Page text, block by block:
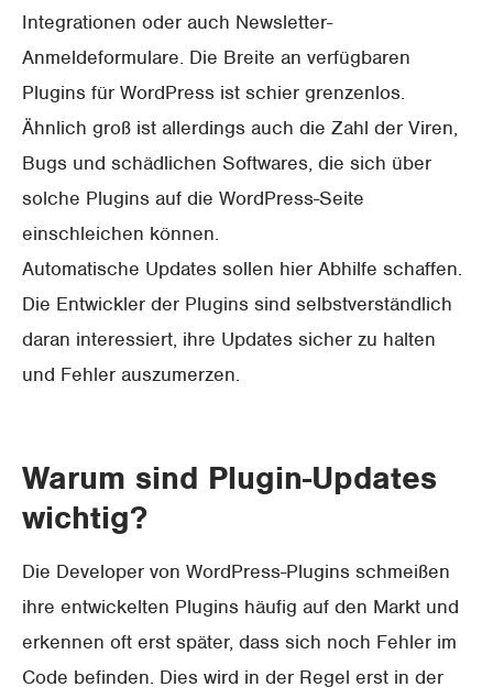
Integrationen oder auch Newsletter-
Anmeldeformulare. Die Breite an verfügbaren
Plugins für WordPress ist schier grenzenlos.
Ähnlich groß ist allerdings auch die Zahl der Viren,
Bugs und schädlichen Softwares, die sich über
solche Plugins auf die WordPress-Seite
einschleichen können.
Automatische Updates sollen hier Abhilfe schaffen.
Die Entwickler der Plugins sind selbstverständlich
daran interessiert, ihre Updates sicher zu halten
und Fehler auszumerzen.
Warum sind Plugin-Updates
wichtig?
Die Developer von WordPress-Plugins schmeißen
ihre entwickelten Plugins häufig auf den Markt und
erkennen oft erst später, dass sich noch Fehler im
Code befinden. Dies wird in der Regel erst in der